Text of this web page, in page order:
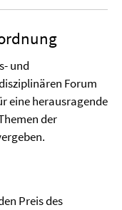
und
Forum
eine herausragende
der
Preis des